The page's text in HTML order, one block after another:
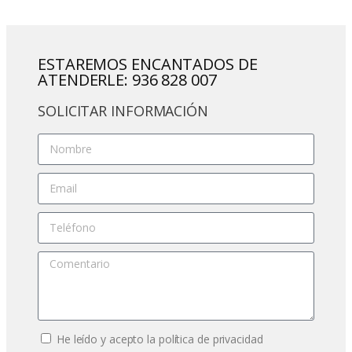
ESTAREMOS ENCANTADOS DE
ATENDERLE: 936 828 007
SOLICITAR INFORMACIÓN
He leído y acepto la política de privacidad